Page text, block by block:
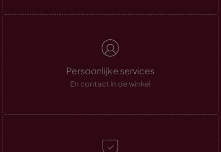
Persoonlijke services
En contact in de winkel